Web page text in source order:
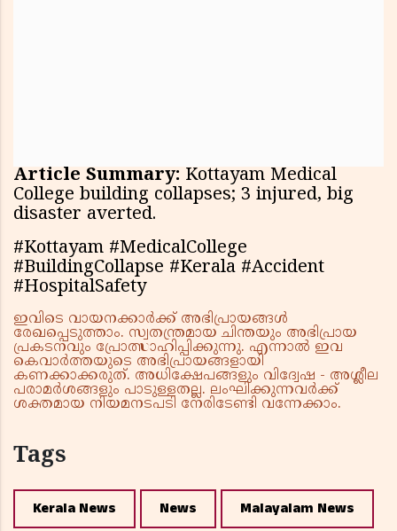
Article Summary: Kottayam Medical
College building collapses; 3 injured, big
disaster averted.
#Kottayam #MedicalCollege
#BuildingCollapse #Kerala #Accident
#HospitalSafety
ഇവിടെ വായനക്കാർക്ക് അഭിപ്രായങ്ങൾ
രേഖപ്പെടുത്താം. സ്വതന്ത്രമായ ചിന്തയും അഭിപ്രായ
പ്രകടനവും പ്രോത്സാഹിപ്പിക്കുന്നു. എന്നാൽ ഇവ
കെവാർത്തയുടെ അഭിപ്രായങ്ങളായി
കണക്കാക്കരുത്. അധിക്ഷേപങ്ങളും വിദ്വേഷ - അശ്ലീല
പരാമർശങ്ങളും പാടുള്ളതല്ല. ലംഘിക്കുന്നവർക്ക്
ശക്തമായ നിയമനടപടി നേരിടേണ്ടി വന്നേക്കാം.
Tags
Kerala News News Malayalam News